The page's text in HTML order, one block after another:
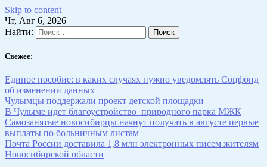
Skip to content
Чт, Авг 6, 2026
Найти:
Свежее:
Единое пособие: в каких случаях нужно уведомлять Соцфонд
об изменении данных
Чулымцы поддержали проект детской площадки
В Чулыме идет благоустройство природного парка МЖК
Самозанятые новосибирцы начнут получать в августе первые
выплаты по больничным листам
Почта России доставила 1,8 млн электронных писем жителям
Новосибирской области